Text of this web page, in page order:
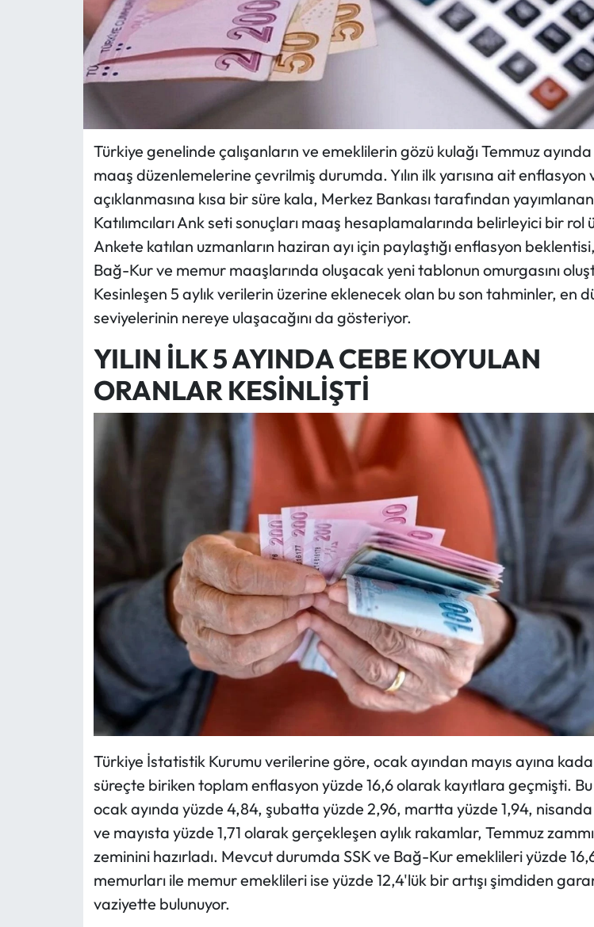
Türkiye genelinde çalışanların ve emeklilerin gözü kulağı Temmuz
maaş düzenlemelerine çevrilmiş durumda. Yılın ilk yarısına ait enflasyon
açıklanmasına kısa bir süre kala, Merkez Bankası tarafından
Katılımcıları Ank seti sonuçları maaş hesaplamalarında belirleyici bir rol
Ankete katılan uzmanların haziran ayı için paylaştığı enflasyon
Bağ-Kur ve memur maaşlarında oluşacak yeni tablonun omurgasını
Kesinleşen 5 aylık verilerin üzerine eklenecek olan bu son tahminler, en
seviyelerinin nereye ulaşacağını da gösteriyor.
YILIN İLK 5 AYINDA CEBE KOYULAN
ORANLAR KESİNLİŞTİ
Türkiye İstatistik Kurumu verilerine göre, ocak ayından mayıs ayına
süreçte biriken toplam enflasyon yüzde 16,6 olarak kayıtlara geçmişti.
ocak ayında yüzde 4,84, şubatta yüzde 2,96, martta yüzde 1,94, nisanda
ve mayısta yüzde 1,71 olarak gerçekleşen aylık rakamlar, Temmuz
zeminini hazırladı. Mevcut durumda SSK ve Bağ-Kur emeklileri yüzde
memurları ile memur emeklileri ise yüzde 12,4'lük bir artışı şimdiden
vaziyette bulunuyor.
YAŞAM
RESMİ İLANLAR